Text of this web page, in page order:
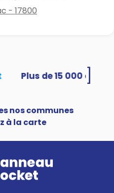
- 17800
nos communes
à la carte